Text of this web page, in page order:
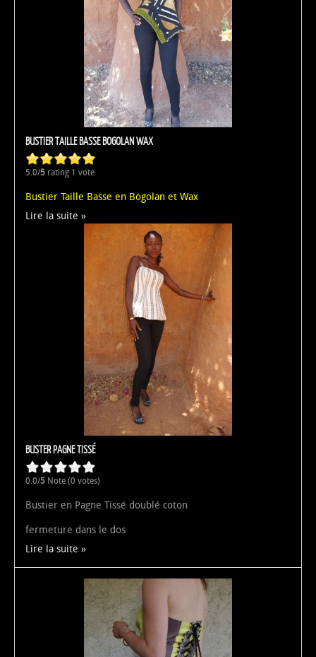
BUSTIER TAILLE BASSE BOGOLAN WAX
5.0/5 rating 1 vote
Bustier Taille Basse en Bogolan et Wax
Lire la suite
BUSTER PAGNE TISSÉ
0.0/5 Note (0 votes)
Bustier en Pagne Tissé doublé coton
fermeture dans le dos
Lire la suite